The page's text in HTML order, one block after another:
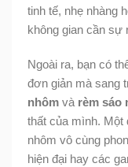
tinh tế, nhẹ nhàng
không gian cần sự
Ngoài ra, bạn có
đơn giản mà sang
nhôm và rèm sáo
thất của mình. Một
nhôm vô cùng
hiện đại hay các